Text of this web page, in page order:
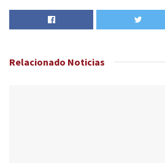
Relacionado Noticias